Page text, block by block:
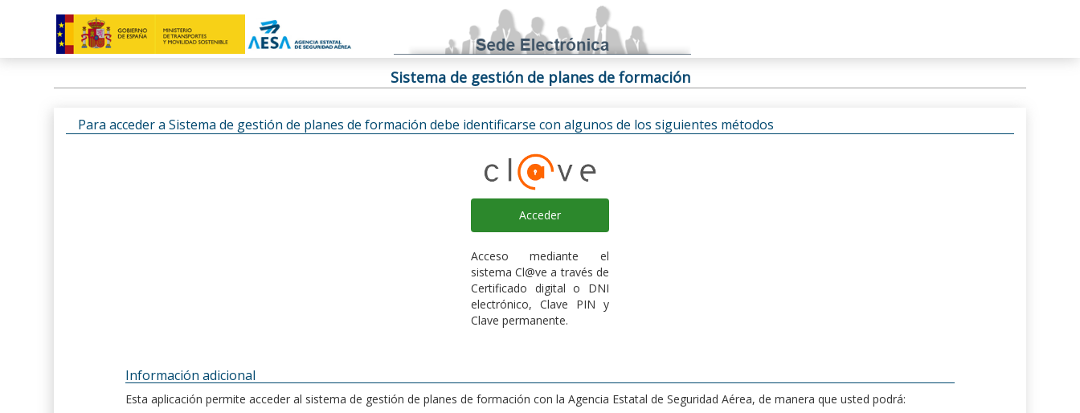
Sistema de gestión de planes de formación
Para acceder a Sistema de gestión de planes de formación debe identificarse con algunos de los siguientes métodos
Acceder
Acceso mediante el
sistema Cl@ve a través de
Certificado digital o DNI
electrónico, Clave PIN y
Clave permanente.
Información adicional
Esta aplicación permite acceder al sistema de gestión de planes de formación con la Agencia Estatal de Seguridad Aérea, de manera que usted podrá: